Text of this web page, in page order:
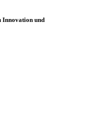
Innovation und